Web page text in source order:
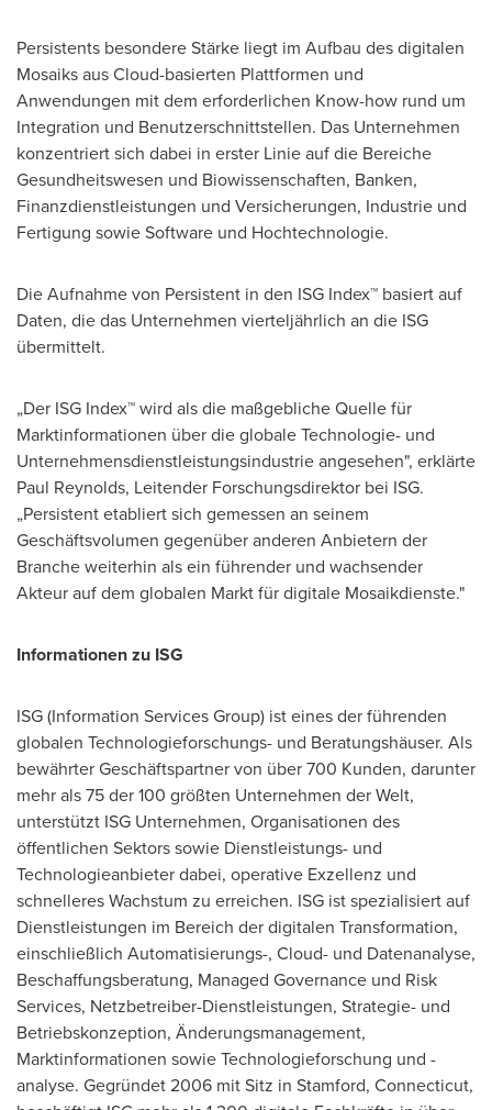
Persistents besondere Stärke liegt im Aufbau des digitalen
Mosaiks aus Cloud-basierten Plattformen und
Anwendungen mit dem erforderlichen Know-how rund um
Integration und Benutzerschnittstellen. Das Unternehmen
konzentriert sich dabei in erster Linie auf die Bereiche
Gesundheitswesen und Biowissenschaften, Banken,
Finanzdienstleistungen und Versicherungen, Industrie und
Fertigung sowie Software und Hochtechnologie.
Die Aufnahme von Persistent in den ISG Index™ basiert auf
Daten, die das Unternehmen vierteljährlich an die ISG
übermittelt.
„Der ISG Index™ wird als die maßgebliche Quelle für
Marktinformationen über die globale Technologie- und
Unternehmensdienstleistungsindustrie angesehen", erklärte
Paul Reynolds, Leitender Forschungsdirektor bei ISG.
„Persistent etabliert sich gemessen an seinem
Geschäftsvolumen gegenüber anderen Anbietern der
Branche weiterhin als ein führender und wachsender
Akteur auf dem globalen Markt für digitale Mosaikdienste."
Informationen zu ISG
ISG (Information Services Group) ist eines der führenden
globalen Technologieforschungs- und Beratungshäuser. Als
bewährter Geschäftspartner von über 700 Kunden, darunter
mehr als 75 der 100 größten Unternehmen der Welt,
unterstützt ISG Unternehmen, Organisationen des
öffentlichen Sektors sowie Dienstleistungs- und
Technologieanbieter dabei, operative Exzellenz und
schnelleres Wachstum zu erreichen. ISG ist spezialisiert auf
Dienstleistungen im Bereich der digitalen Transformation,
einschließlich Automatisierungs-, Cloud- und Datenanalyse,
Beschaffungsberatung, Managed Governance und Risk
Services, Netzbetreiber-Dienstleistungen, Strategie- und
Betriebskonzeption, Änderungsmanagement,
Marktinformationen sowie Technologieforschung und -
analyse. Gegründet 2006 mit Sitz in Stamford, Connecticut,